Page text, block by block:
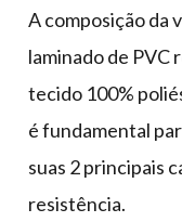
A composição da
laminado de
tecido 100%
é fundamental
suas 2 principais
resistência.